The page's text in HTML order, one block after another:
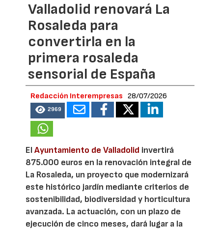
Valladolid renovará La
Rosaleda para
convertirla en la
primera rosaleda
sensorial de España
Redacción Interempresas 28/07/2026
2969
ElAyuntamiento de Valladolid invertirá
875.000 euros en la renovación integral de
La Rosaleda, un proyecto que modernizará
este histórico jardín mediante criterios de
sostenibilidad, biodiversidad y horticultura
avanzada. La actuación, con un plazo de
ejecución de cinco meses, dará lugar a la